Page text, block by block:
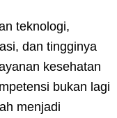
teknologi,
dan tingginya
kesehatan
bukan lagi
menjadi